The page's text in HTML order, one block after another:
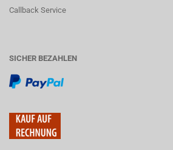
Callback Service
SICHER BEZAHLEN